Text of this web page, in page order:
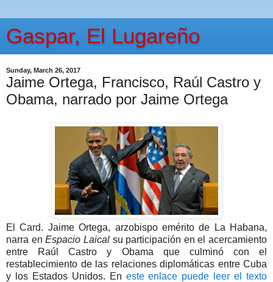
Gaspar, El Lugareño
Sunday, March 26, 2017
Jaime Ortega, Francisco, Raúl Castro y
Obama, narrado por Jaime Ortega
El Card. Jaime Ortega, arzobispo emérito de La Habana,
narra enEspacio Laical su participación en el acercamiento
entre Raúl Castro y Obama que culminó con el
restablecimiento de las relaciones diplomáticas entre Cuba
y los Estados Unidos. En este enlace puede leer el texto